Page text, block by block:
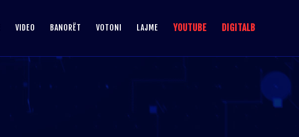
VIDEO BANORËT VOTONI LAJME YOUTUBE DIGITALB